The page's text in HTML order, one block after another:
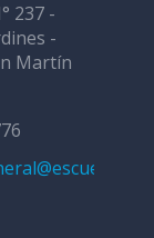
237 -
-
Martín